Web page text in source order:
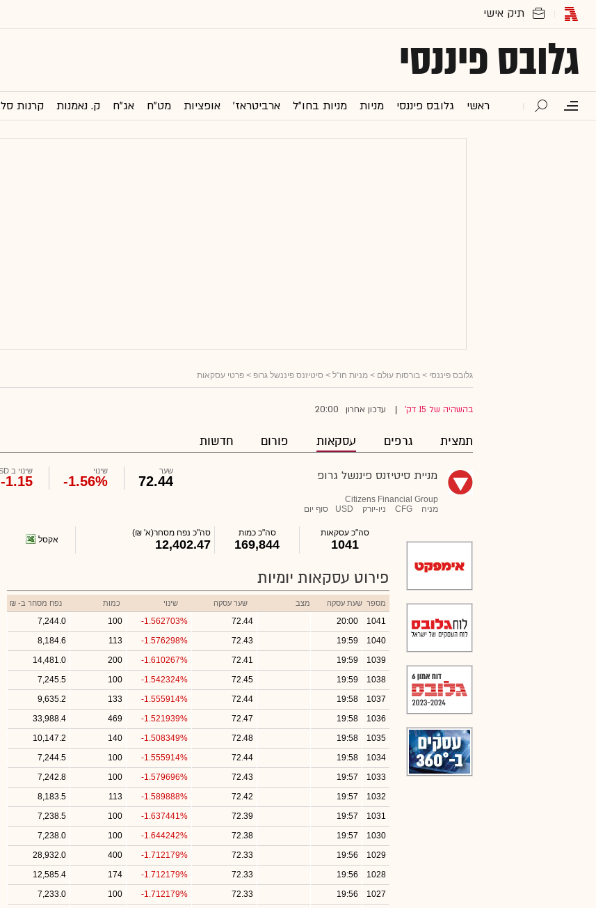
גלובס פיננסי
ראשי גלובס פיננסי מניות מניות בחו"ל ארביטראז' אופציות מט"ח אג"ח ק. נאמנות קרנות סל
גלובס פיננסי > בורסות עולם > מניות חו"ל > סיטיזנס פיננשל גרופ > פרטי עסקאות
בהשהיה של 15 דק' עדכון אחרון 20:00
תמצית גרפים עסקאות פורום חדשות
מניית סיטיזנס פיננשל גרופ
Citizens Financial Group
מניה
CFG ניו-יורק USD סוף יום
שער
72.44
שינוי
-1.56%
שינוי ב USD
-1.15
סה"כ עסקאות
1041
סה"כ כמות
169,844
סה"כ נפח מסחר(א' ₪)
12,402.47 אקסל
פירוט עסקאות יומיות
מספר שעת עסקה מצב שער עסקה שינוי כמות נפח מסחר ב- ₪
1041
20:00
72.44
-1.562703%
100
7,244.0
1040
19:59
72.43
-1.576298%
113
8,184.6
1039
19:59
72.41
-1.610267%
200
14,481.0
1038
19:59
72.45
-1.542324%
100
7,245.5
1037
19:58
72.44
-1.555914%
133
9,635.2
1036
19:58
72.47
-1.521939%
469
33,988.4
1035
19:58
72.48
-1.508349%
140
10,147.2
1034
19:58
72.44
-1.555914%
100
7,244.5
1033
19:57
72.43
-1.579696%
100
7,242.8
1032
19:57
72.42
-1.589888%
113
8,183.5
1031
19:57
72.39
-1.637441%
100
7,238.5
1030
19:57
72.38
-1.644242%
100
7,238.0
1029
19:56
72.33
-1.712179%
400
28,932.0
1028
19:56
72.33
-1.712179%
174
12,585.4
1027
19:56
72.33
-1.712179%
100
7,233.0